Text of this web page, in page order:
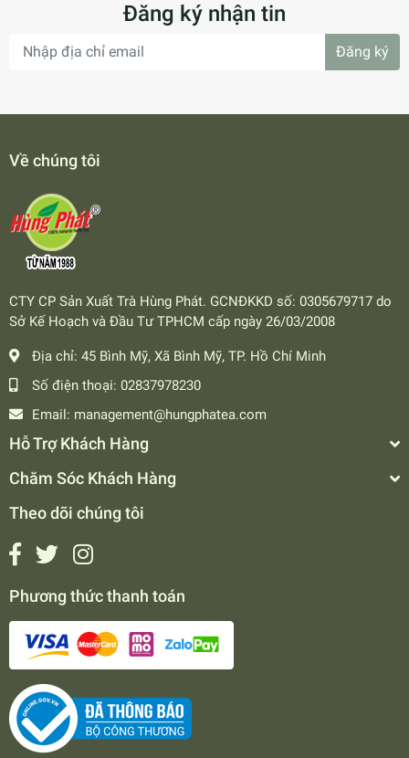
Đăng ký nhận tin
Đăng ký
Về chúng tôi
CTY CP Sản Xuất Trà Hùng Phát. GCNĐKKD số: 0305679717 do
Sở Kế Hoạch và Đầu Tư TPHCM cấp ngày 26/03/2008
Địa chỉ: 45 Bình Mỹ, Xã Bình Mỹ, TP. Hồ Chí Minh
Số điện thoại: 02837978230
Email: management@hungphatea.com
Hỗ Trợ Khách Hàng
Chăm Sóc Khách Hàng
Theo dõi chúng tôi
Phương thức thanh toán